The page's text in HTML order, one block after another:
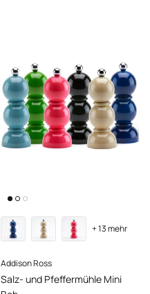
Addison Ross
Salz- und Pfeffermühle Mini
+ 13 mehr